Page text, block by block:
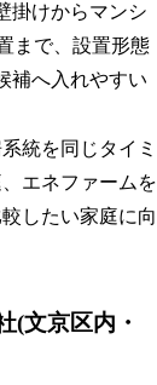
掛けからマンシ
まで、設置形態
補へ入れやすい
統を同じタイミ
エネファームを
したい家庭に向
(文京区内・